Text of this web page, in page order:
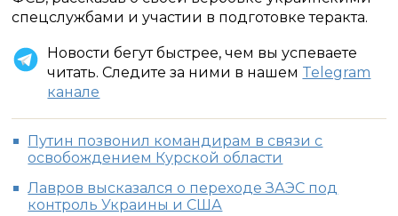
спецслужбами и участии в подготовке теракта.
Новости бегут быстрее, чем вы успеваете
читать. Следите за ними в нашем Telegram
канале
Путин позвонил командирам в связи с
освобождением Курской области
Лавров высказался о переходе ЗАЭС под
контроль Украины и США